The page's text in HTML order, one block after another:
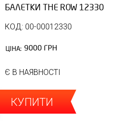
БАЛЕТКИ THE ROW 12330
КОД: 00-00012330
ЦІНА: 9000 ГРН
Є В НАЯВНОСТІ
КУПИТИ